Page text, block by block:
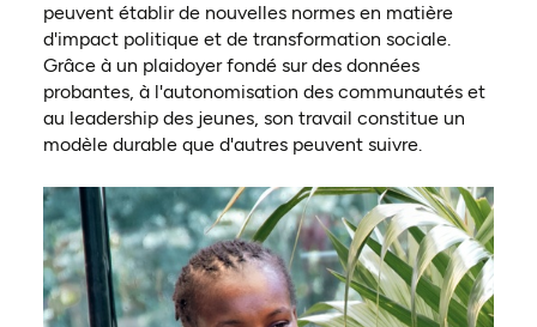
peuvent établir de nouvelles normes en matière
d'impact politique et de transformation sociale.
Grâce à un plaidoyer fondé sur des données
probantes, à l'autonomisation des communautés et
au leadership des jeunes, son travail constitue un
modèle durable que d'autres peuvent suivre.